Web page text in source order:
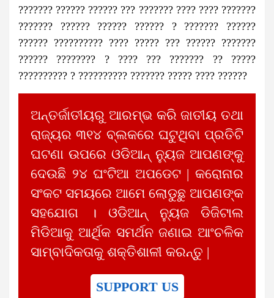
??????? ?????? ?????? ??? ??????? ???? ???? ???????
??????? ?????? ?????? ?????? ? ??????? ??????
?????? ?????????? ???? ????? ??? ?????? ???????
?????? ???????? ? ???? ??? ??????? ?? ?????
?????????? ? ?????????? ??????? ????? ???? ??????
ଅନ୍ତର୍ଜାତୀୟରୁ ଆରମ୍ଭ କରି ଜାତୀୟ ତଥା
ରାଜ୍ୟର ୩୧୪ ବ୍ଲକରେ ଘଟୁଥିବା ପ୍ରତିଟି
ଘଟଣା ଉପରେ ଓଡିଆନ୍ ନ୍ୟୁଜ ଆପଣଙ୍କୁ
ଦେଉଛି ୨୪ ଘଂଟିଆ ଅପଡେଟ | କରୋନାର
ସଂକଟ ସମୟରେ ଆମେ ଲୋଡୁଛୁ ଆପଣଙ୍କ
ସହଯୋଗ । ଓଡିଆନ୍ ନ୍ୟୁଜ ଡିଜିଟାଲ
ମିଡିଆକୁ ଆର୍ଥିକ ସମର୍ଥନ ଜଣାଇ ଆଂଚଳିକ
ସାମ୍ବାଦିକତାକୁ ଶକ୍ତିଶାଳୀ କରନ୍ତୁ |
SUPPORT US